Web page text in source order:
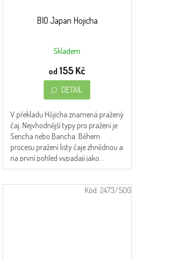
BIO Japan Hojicha
Skladem
od 155 Kč
DETAIL
V překladu Hōjicha znamená pražený
čaj. Nejvhodnější typy pro pražení je
Sencha nebo Bancha. Během
procesu pražení listy čaje zhnědnou a
na první pohled vypadají jako...
Kód: 2473/50G